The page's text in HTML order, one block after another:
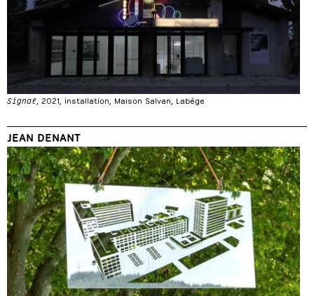
Signal , 2021, installation, Maison Salvan, Labège
JEAN DENANT